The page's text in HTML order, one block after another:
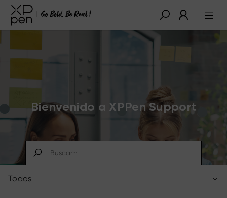
Bienvenido a XPPen Support
Todos